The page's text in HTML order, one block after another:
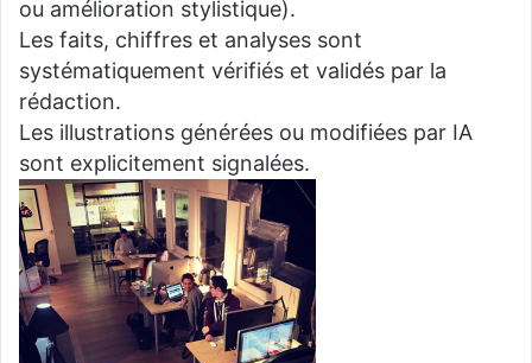
ou amélioration stylistique).
Les faits, chiffres et analyses sont
systématiquement vérifiés et validés par la
rédaction.
Les illustrations générées ou modifiées par IA
sont explicitement signalées.